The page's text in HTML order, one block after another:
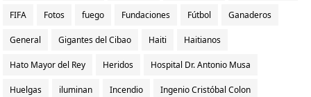
FIFA Fotos fuego Fundaciones Fútbol Ganaderos
General Gigantes del Cibao Haiti Haitianos
Hato Mayor del Rey Heridos Hospital Dr. Antonio Musa
Huelgas iluminan Incendio Ingenio Cristóbal Colon